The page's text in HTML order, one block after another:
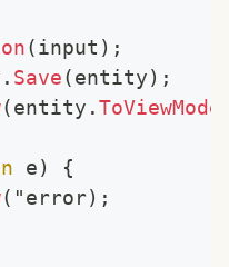
(input ) ;
. Save(entity) ;
(entity .
e)
{
( "error) ;